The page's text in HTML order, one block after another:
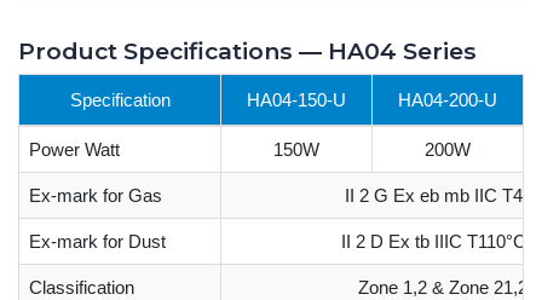
Product Specifications — HA04 Series
Specification HA04-150-U HA04-200-U
Power Watt 150W 200W
Ex-mark for Gas II 2 G Ex eb mb IIC T4
Ex-mark for Dust II 2 D Ex tb IIIC T110°C
Classification Zone 1,2 & Zone 21,22